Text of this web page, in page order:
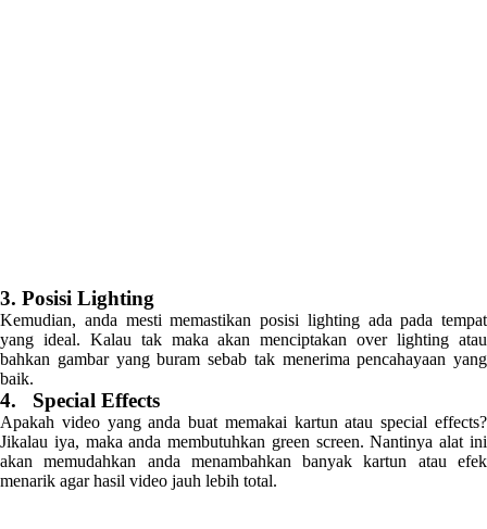
3. Posisi Lighting
Kemudian, anda mesti memastikan posisi lighting ada pada tempat
yang ideal. Kalau tak maka akan menciptakan over lighting atau
bahkan gambar yang buram sebab tak menerima pencahayaan yang
baik.
4. Special Effects
Apakah video yang anda buat memakai kartun atau special effects?
Jikalau iya, maka anda membutuhkan green screen. Nantinya alat ini
akan memudahkan anda menambahkan banyak kartun atau efek
menarik agar hasil video jauh lebih total.